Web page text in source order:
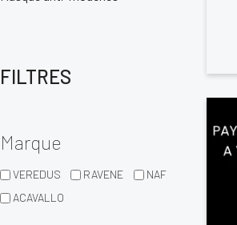
FILTRES
Marque
VEREDUS RAVENE
NAF
ACAVALLO